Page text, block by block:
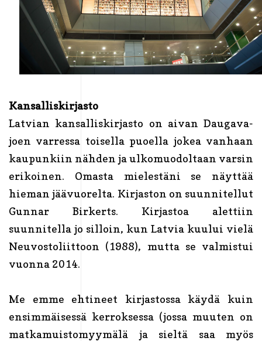
Kansalliskirjasto
Latvian kansalliskirjasto on aivan Daugava-
joen varressa toisella puoella jokea vanhaan
kaupunkiin nähden ja ulkomuodoltaan varsin
erikoinen. Omasta mielestäni se näyttää
hieman jäävuorelta. Kirjaston on suunnitellut
Gunnar Birkerts. Kirjastoa alettiin
suunnitella jo silloin, kun Latvia kuului vielä
Neuvostoliittoon (1988), mutta se valmistui
vuonna 2014.
Me emme ehtineet kirjastossa käydä kuin
ensimmäisessä kerroksessa (jossa muuten on
matkamuistomyymälä ja sieltä saa myös